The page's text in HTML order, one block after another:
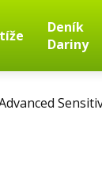
Deník
Dariny